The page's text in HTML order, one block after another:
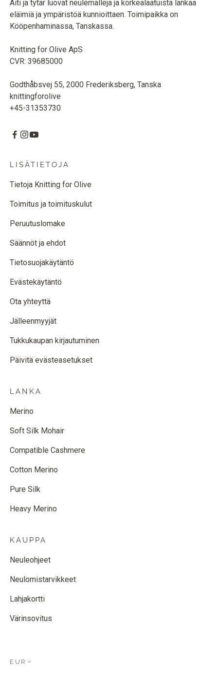
Äiti ja tytär luovat neulemalleja ja korkealaatuista lankaa
eläimiä ja ympäristöä kunnioittaen. Toimipaikka on
Kööpenhaminassa, Tanskassa.
Knitting for Olive ApS
CVR: 39685000
Godthåbsvej 55, 2000 Frederiksberg, Tanska
knittingforolive
+45-31353730
LISÄTIETOJA
Tietoja Knitting for Olive
Toimitus ja toimituskulut
Peruutuslomake
Säännöt ja ehdot
Tietosuojakäytäntö
Evästekäytäntö
Ota yhteyttä
Jälleenmyyjät
Tukkukaupan kirjautuminen
Päivitä evästeasetukset
LANKA
Merino
Soft Silk Mohair
Compatible Cashmere
Cotton Merino
Pure Silk
Heavy Merino
KAUPPA
Neuleohjeet
Neulomistarvikkeet
Lahjakortti
Värinsovitus
EUR